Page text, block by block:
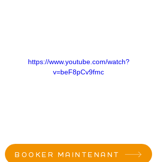
https://www.youtube.com/watch?
v=beF8pCv9fmc
BOOKER MAINTENANT